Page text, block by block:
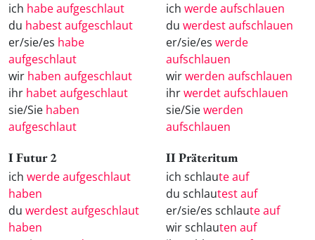
ich habe aufgeschlaut
du habest aufgeschlaut
er/sie/es habe
aufgeschlaut
wir haben aufgeschlaut
ihr habet aufgeschlaut
sie/Sie haben
aufgeschlaut
ich werde aufschlauen
du werdest aufschlauen
er/sie/es werde
aufschlauen
wirwerden aufschlauen
ihrwerdet aufschlauen
sie/Siewerden
aufschlauen
I Futur 2
ich werde aufgeschlaut
haben
du werdest aufgeschlaut
haben
II Präteritum
ich schlaute auf
du schlautest auf
er/sie/es schlaute auf
wir schlauten auf